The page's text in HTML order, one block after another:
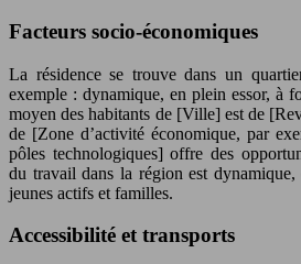
Facteurs socio-économiques
La résidence se trouve dans un
exemple : dynamique, en plein essor, à
moyen des habitants de [Ville] est de
de [Zone d’activité économique, par
pôles technologiques] offre des
du travail dans la région est
jeunes actifs et familles.
Accessibilité et transports